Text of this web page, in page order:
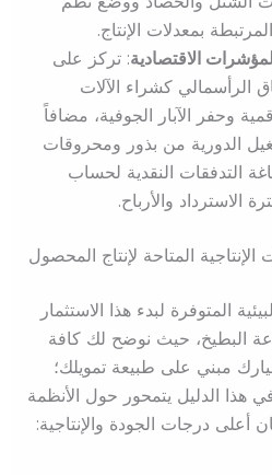
بمعدلات الإنتاج.
الاقتصادية: تركز على
الرأسمالي كشراء الآلات
وحفر الآبار الجوفية، مضافاً
الدورية من بذور ومحروقات
التدفقات النقدية لحساب
الاسترداد والأرباح.
المتاحة لإنتاج المحصول
المتوفرة لبدء هذا الاستثمار
البطيخ، حيث نوضح لك كافة
مبني على طبيعة تمويلك؛
هذا الدليل يتمحور حول الأنظمة
أعلى درجات الجودة والإنتاجية: